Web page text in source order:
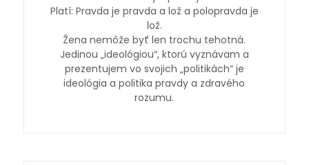
Platí: Pravda je pravda a lož a polopravda je
lož.
Žena nemôže byť len trochu tehotná.
Jedinou „ideológiou“, ktorú vyznávam a
prezentujem vo svojich „politikách“ je
ideológia a politika pravdy a zdravého
rozumu.